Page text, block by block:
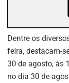
Dentre os
feira, destacam-
30 de agosto, às
no dia 30 de